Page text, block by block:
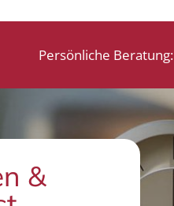
Persönliche Beratung:
&